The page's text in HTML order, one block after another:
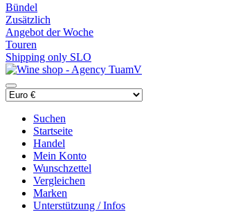
Bündel
Zusätzlich
Angebot der Woche
Touren
Shipping only SLO
Suchen
Startseite
Handel
Mein Konto
Wunschzettel
Vergleichen
Marken
Unterstützung / Infos